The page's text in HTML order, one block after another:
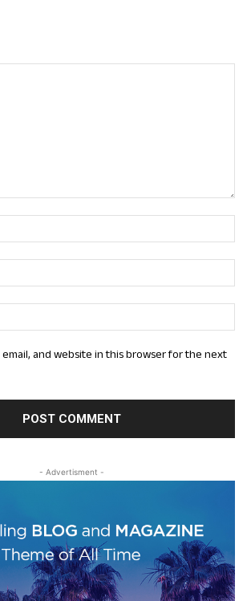
email, and website in this browser for the next
- Advertisment -